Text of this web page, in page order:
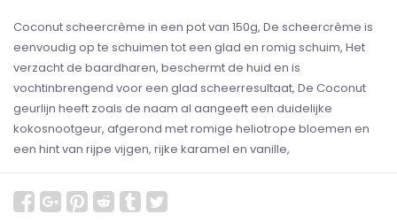
Coconut scheercrème in een pot van 150g, De scheercrème is
eenvoudig op te schuimen tot een glad en romig schuim, Het
verzacht de baardharen, beschermt de huid en is
vochtinbrengend voor een glad scheerresultaat, De Coconut
geurlijn heeft zoals de naam al aangeeft een duidelijke
kokosnootgeur, afgerond met romige heliotrope bloemen en
een hint van rijpe vijgen, rijke karamel en vanille,